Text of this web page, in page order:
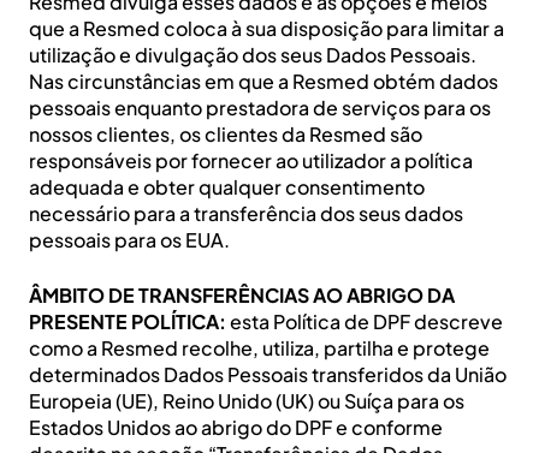
que a Resmed coloca à sua disposição para limitar a
utilização e divulgação dos seus Dados Pessoais.
Nas circunstâncias em que a Resmed obtém dados
pessoais enquanto prestadora de serviços para os
nossos clientes, os clientes da Resmed são
responsáveis por fornecer ao utilizador a política
adequada e obter qualquer consentimento
necessário para a transferência dos seus dados
pessoais para os EUA.
ÂMBITO DE TRANSFERÊNCIAS AO ABRIGO DA
PRESENTE POLÍTICA: esta Política de DPF descreve
como a Resmed recolhe, utiliza, partilha e protege
determinados Dados Pessoais transferidos da União
Europeia (UE), Reino Unido (UK) ou Suíça para os
Estados Unidos ao abrigo do DPF e conforme